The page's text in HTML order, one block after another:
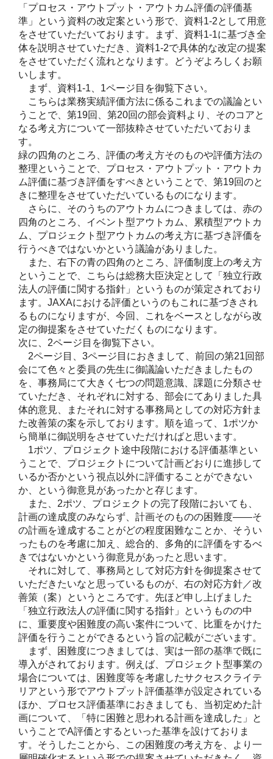
「プロセス・アウトプット・アウトカム評価の評価基
準」という資料の改定案という形で、資料1-2として用意
をさせていただいております。まず、資料1-1に基づき全
体を説明させていただき、資料1-2で具体的な改定の提案
をさせていただく流れとなります。どうぞよろしくお願
いします。
まず、資料1-1、1ページ目を御覧下さい。
こちらは業務実績評価方法に係るこれまでの議論とい
うことで、第19回、第20回の部会資料より、そのコアと
なる考え方について一部抜粋させていただいておりま
す。
緑の四角のところ、評価の考え方そのものや評価方法の
整理ということで、プロセス・アウトプット・アウトカ
ム評価に基づき評価をすべきということで、第19回のと
きに整理をさせていただいているものになります。
さらに、そのうちのアウトカムにつきましては、赤の
四角のところ、イベント型アウトカム、累積型アウトカ
ム、プロジェクト型アウトカムの考え方に基づき評価を
行うべきではないかという議論がありました。
また、右下の青の四角のところ、評価制度上の考え方
ということで、こちらは総務大臣決定として「独立行政
法人の評価に関する指針」というものが策定されており
ます。JAXAにおける評価というのもこれに基づきされ
るものになりますが、今回、これをベースとしながら改
定の御提案をさせていただくものになります。
次に、2ページ目を御覧下さい。
2ページ目、3ページ目におきまして、前回の第21回部
会にて色々と委員の先生に御議論いただきましたもの
を、事務局にて大きく七つの問題意識、課題に分類させ
ていただき、それぞれに対する、部会にてありました具
体的意見、またそれに対する事務局としての対応方針ま
た改善策の案を示しております。順を追って、1ポツか
ら簡単に御説明をさせていただければと思います。
1ポツ、プロジェクト途中段階における評価基準とい
うことで、プロジェクトについて計画どおりに進捗して
いるか否かという視点以外に評価することができない
か、という御意見があったかと存じます。
また、2ポツ、プロジェクトの完了段階においても、
計画の達成度のみならず、計画そのものの困難度――そ
の計画を達成することがどの程度困難なことか、そうい
ったものを考慮に加え、総合的、多角的に評価をするべ
きではないかという御意見があったと思います。
それに対して、事務局として対応方針を御提案させて
いただきたいなと思っているものが、右の対応方針／改
善策（案）というところです。先ほど申し上げました
「独立行政法人の評価に関する指針」というものの中
に、重要度や困難度の高い案件について、比重をかけた
評価を行うことができるという旨の記載がございます。
まず、困難度につきましては、実は一部の基準で既に
導入がされております。例えば、プロジェクト型事業の
場合については、困難度等を考慮したサクセスクライテ
リアという形でアウトプット評価基準が設定されている
ほか、プロセス評価基準におきましても、当初定めた計
画について、「特に困難と思われる計画を達成した」と
いうことでA評価とするといった基準を設けておりま
す。そうしたことから、この困難度の考え方を、より一